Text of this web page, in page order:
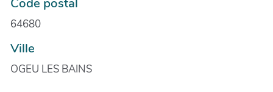
64680
Ville
OGEU LES BAINS